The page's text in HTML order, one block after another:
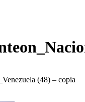
(48) – copia